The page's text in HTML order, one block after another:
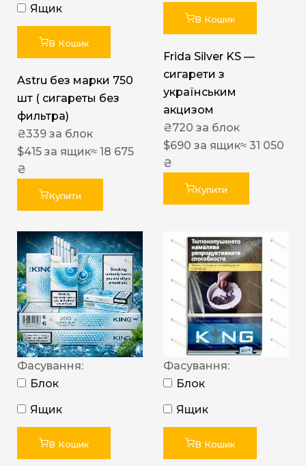
Ящик
В Кошик
Astru без марки 750
шт ( сигареты без
фильтра)
₴339 за блок
$415 за ящик≈ 18 675
₴
Купити
В Кошик
Frida Silver KS —
сигарети з
українським
акцизом
₴720 за блок
$690 за ящик≈ 31 050
₴
Купити
Фасування:
Блок
Ящик
В Кошик
Фасування:
Блок
Ящик
В Кошик